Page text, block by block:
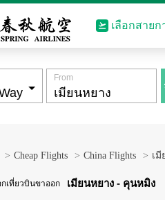
เลือกสาย
From
> Cheap Flights > China Flights > เมี
กเที่ยวบินขาออก เมียนหยาง - คุนหมิง